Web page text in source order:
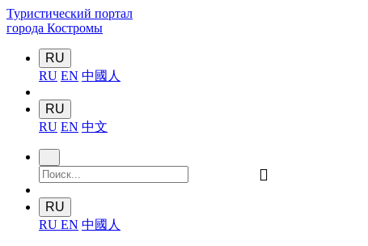
Туристический портал
города Костромы
RU
RU EN 中國人
RU
RU EN 中文
󰍉
RU
RU EN 中國人